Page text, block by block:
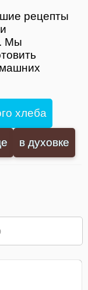
рецепты
Мы
хлеба
в духовке